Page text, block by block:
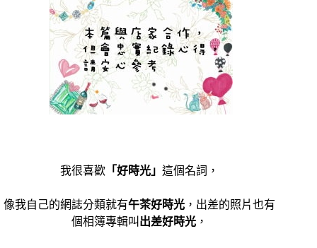
我很喜歡 「好時光」這個名詞，
像我自己的網誌分類就有午茶好時光 ，出差的照片也有
個相簿專輯叫 出差好時光 ，